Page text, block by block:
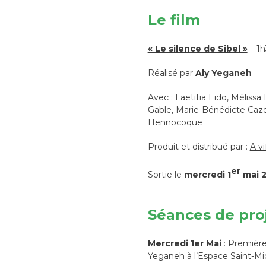
Le film
« Le silence de Sibel »–
Réalisé par Aly Yeganeh
Avec : Laëtitia Eïdo,
Gable, Marie-Bénédicte
Hennocoque
Produit et distribué par : A
Sortie le mercredi 1er mai
Séances de
Mercredi 1er Mai: Première
Yeganeh à l’Espace Saint-